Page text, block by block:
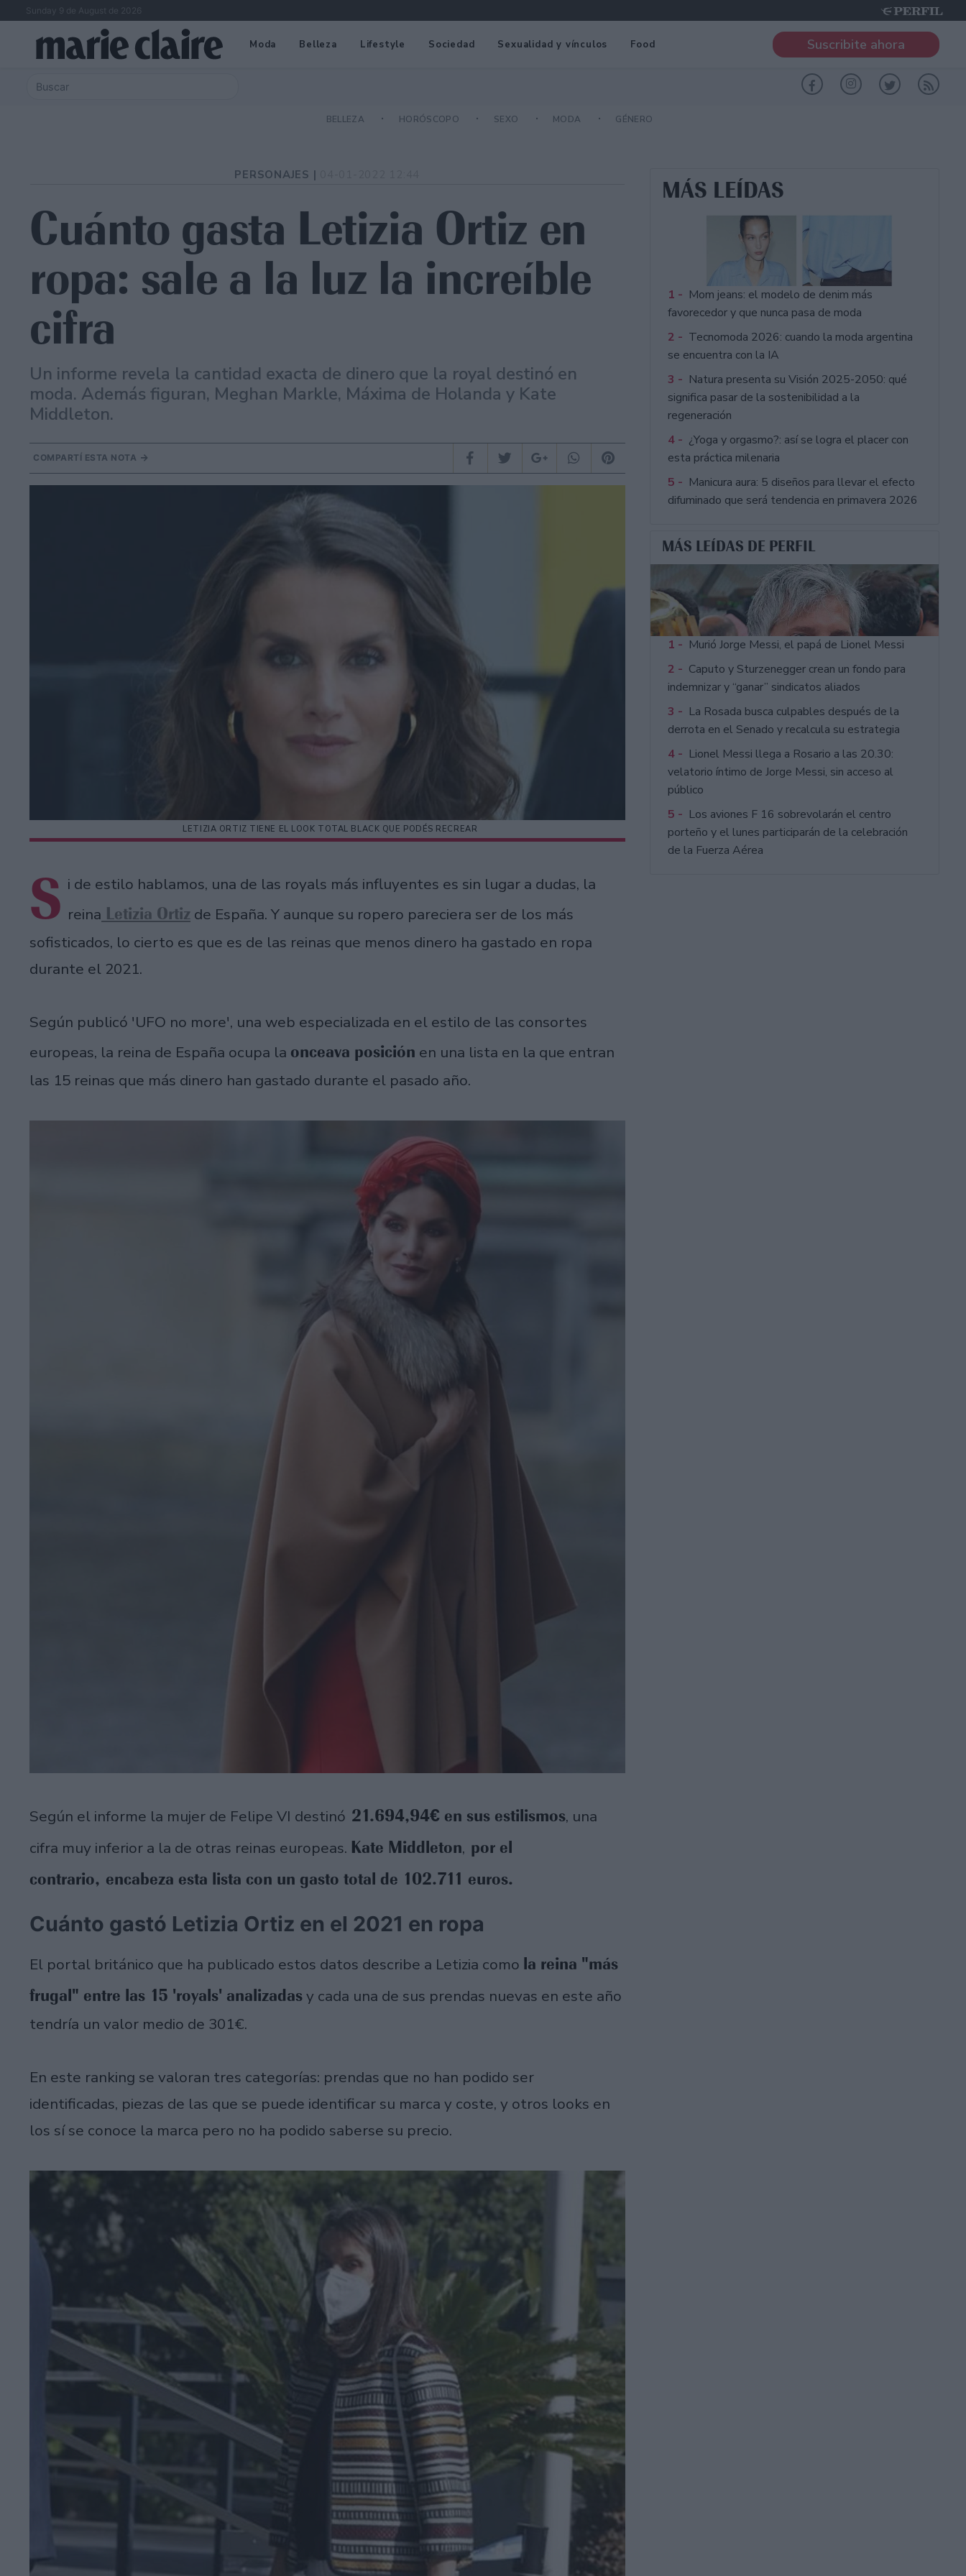
Sunday 9 de August de 2026
Moda Belleza Lifestyle Sociedad Sexualidad y vínculos Food Suscribite ahora
BELLEZA HORÓSCOPO SEXO MODA GÉNERO
PERSONAJES |
Cuánto gasta Letizia Ortiz en
ropa: sale a la luz la increíble
cifra
Un informe revela la cantidad exacta de dinero que la royal destinó en
moda. Además figuran, Meghan Markle, Máxima de Holanda y Kate
Middleton.
COMPARTÍ ESTA NOTA
LETIZIA ORTIZ TIENE EL LOOK TOTAL BLACK QUE PODÉS RECREAR
S i de estilo hablamos, una de las royals más influyentes es sin lugar a dudas, la
reina Letizia Ortiz de España. Y aunque su ropero pareciera ser de los más
sofisticados, lo cierto es que es de las reinas que menos dinero ha gastado en ropa
durante el 2021.
Según publicó 'UFO no more', una web especializada en el estilo de las consortes
europeas, la reina de España ocupa la onceava posición en una lista en la que entran
las 15 reinas que más dinero han gastado durante el pasado año.
Según el informe la mujer de Felipe VI destinó 21.694,94€ en sus estilismos, una
cifra muy inferior a la de otras reinas europeas. Kate Middleton, por el
contrario, encabeza esta lista con un gasto total de 102.711 euros.
Cuánto gastó Letizia Ortiz en el 2021 en ropa
El portal británico que ha publicado estos datos describe a Letizia como la reina "más
frugal" entre las 15 'royals' analizadasy cada una de sus prendas nuevas en este año
tendría un valor medio de 301€.
En este ranking se valoran tres categorías: prendas que no han podido ser
identificadas, piezas de las que se puede identificar su marca y coste, y otros looks en
los sí se conoce la marca pero no ha podido saberse su precio.
MÁS LEÍDAS
1 - Mom jeans: el modelo de denim más
favorecedor y que nunca pasa de moda
2 - Tecnomoda 2026: cuando la moda argentina
se encuentra con la IA
3 - Natura presenta su Visión 2025-2050: qué
significa pasar de la sostenibilidad a la
regeneración
4 - ¿Yoga y orgasmo?: así se logra el placer con
esta práctica milenaria
5 - Manicura aura: 5 diseños para llevar el efecto
difuminado que será tendencia en primavera 2026
MÁS LEÍDAS DE PERFIL
1 - Murió Jorge Messi, el papá de Lionel Messi
2 - Caputo y Sturzenegger crean un fondo para
indemnizar y “ganar” sindicatos aliados
3 - La Rosada busca culpables después de la
derrota en el Senado y recalcula su estrategia
4 - Lionel Messi llega a Rosario a las 20.30:
velatorio íntimo de Jorge Messi, sin acceso al
público
5 - Los aviones F 16 sobrevolarán el centro
porteño y el lunes participarán de la celebración
de la Fuerza Aérea